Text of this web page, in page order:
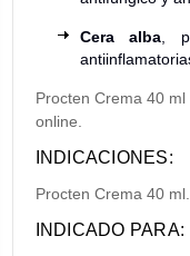
Cera alba ,
Procten Crema 40
online.
INDICACIONES:
Procten Crema 40 ml.
INDICADO PARA: